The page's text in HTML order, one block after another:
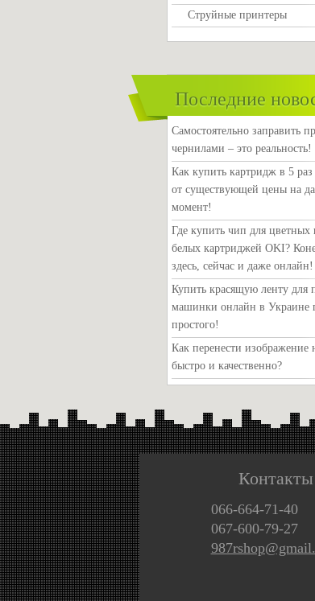
Струйные принтеры
Последние
Самостоятельно заправить
чернилами – это реальность!
Как купить картридж в 5
от существующей цены на
момент!
Где купить чип для цветных
белых картриджей OKI?
здесь, сейчас и даже онлайн!
Купить красящую ленту для
машинки онлайн в Украине
простого!
Как перенести изображение
быстро и качественно?
Контакты
066-664-71-40
067-600-79-27